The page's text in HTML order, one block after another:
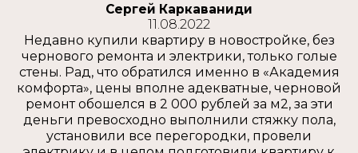
Сергей Каркаваниди
11.08.2022
Недавно купили квартиру в новостройке, без
чернового ремонта и электрики, только голые
стены. Рад, что обратился именно в «Академия
комфорта», цены вполне адекватные, черновой
ремонт обошелся в 2 000 рублей за м2, за эти
деньги превосходно выполнили стяжку пола,
установили все перегородки, провели